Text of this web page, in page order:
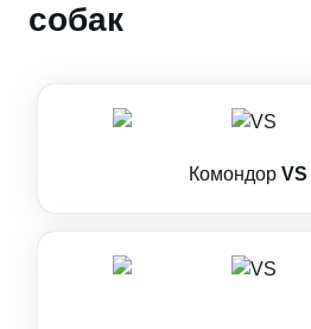
собак
Комондор VS